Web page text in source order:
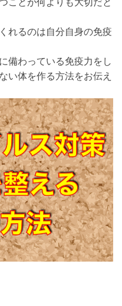
れるのは自分自身の免疫
備わっている免疫力をし
い体を作る方法をお伝え